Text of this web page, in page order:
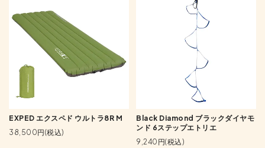
EXPED エクスペド ウルトラ8R M
38,500円(税込)
Black Diamond ブラックダイヤモ
ンド 6ステップエトリエ
9,240円(税込)